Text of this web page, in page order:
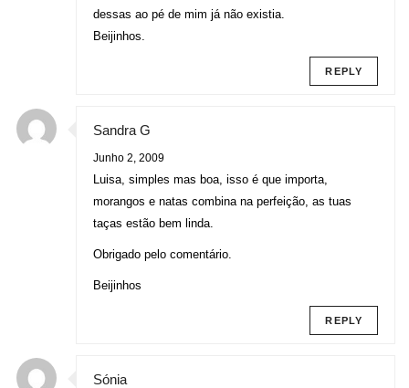
dessas ao pé de mim já não existia.
Beijinhos.
REPLY
Sandra G
Junho 2, 2009
Luisa, simples mas boa, isso é que importa,
morangos e natas combina na perfeição, as tuas
taças estão bem linda.
Obrigado pelo comentário.
Beijinhos
REPLY
Sónia